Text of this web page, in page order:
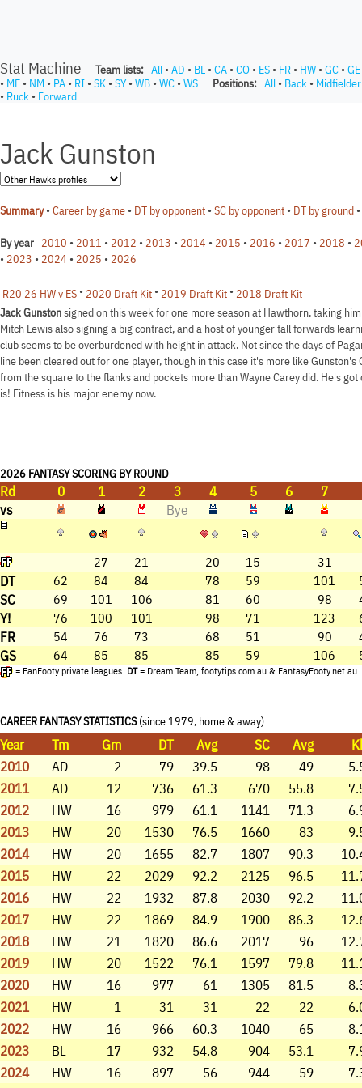
Stat Machine Team lists: All • AD • BL • CA • CO • ES • FR • HW • GC • GE
• ME • NM • PA • RI • SK • SY• WB • WC • WS Positions: All • Back • Midfielder
• Ruck • Forward